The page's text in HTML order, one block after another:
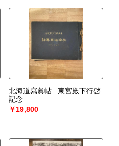
北海道寫眞帖 : 東宮殿下行啓
記念
￥19,800